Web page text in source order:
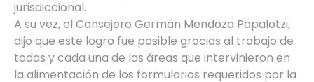
jurisdiccional.
A su vez, el Consejero Germán Mendoza Papalotzi,
dijo que este logro fue posible gracias al trabajo de
todas y cada una de las áreas que intervinieron en
la alimentación de los formularios requeridos por la